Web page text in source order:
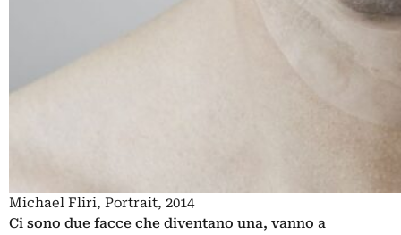
Michael Fliri, Portrait, 2014
Ci sono due facce che diventano una, vanno a